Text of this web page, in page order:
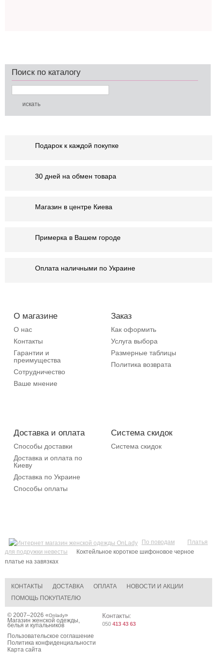
Поиск по каталогу
Подарок к каждой покупке
30 дней на обмен товара
Магазин в центре Киева
Примерка в Вашем городе
Оплата наличными по Украине
О магазине
О нас
Контакты
Гарантии и
преимущества
Сотрудничество
Ваше мнение
Заказ
Как оформить
Услуга выбора
Размерные таблицы
Политика возврата
Доставка и оплата
Способы доставки
Доставка и оплата по
Киеву
Доставка по Украине
Способы оплаты
Система скидок
Система скидок
По поводам
Платья
для подружки невесты
Коктейльное короткое шифоновое черное
платье на завязках
КОНТАКТЫ ДОСТАВКА ОПЛАТА
НОВОСТИ И АКЦИИ
ПОМОЩЬ ПОКУПАТЕЛЮ
© 2007–2026 «Onlady»
Магазин женской одежды,
белья и купальников
Пользовательское соглашение
Политика конфиденциальности
Карта сайта
Контакты:
050 413 43 63